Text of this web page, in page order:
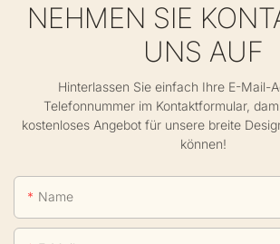
NEHMEN SIE
UNS AUF
Hinterlassen Sie einfach Ihre E-Mail-
Telefonnummer im Kontaktformular,
kostenloses Angebot für unsere breite
können!
Name